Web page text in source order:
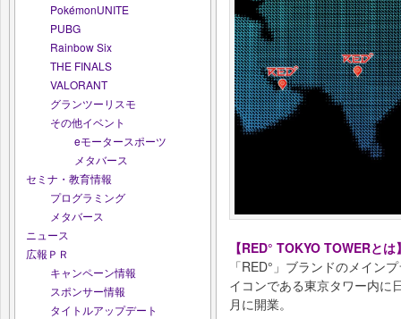
PokémonUNITE
PUBG
Rainbow Six
THE FINALS
VALORANT
グランツーリスモ
その他イベント
eモータースポーツ
メタバース
セミナ・教育情報
プログラミング
メタバース
ニュース
広報ＰＲ
キャンペーン情報
スポンサー情報
タイトルアップデート
【RED° TOKYO TOWERとは
「RED°」ブランドのメイン
イコンである東京タワー内に
月に開業。